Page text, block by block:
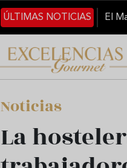
Pasar al contenido principal
ÚLTIMAS NOTICIAS
Noticias
La